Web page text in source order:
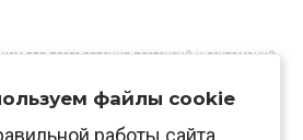
для предъявления претензий и рекламаций,
могут отличаться от указанных на сайте.
7728172512 ОГРН 1037739603505
технологиив соответствии
файлы cookie
работы сайта